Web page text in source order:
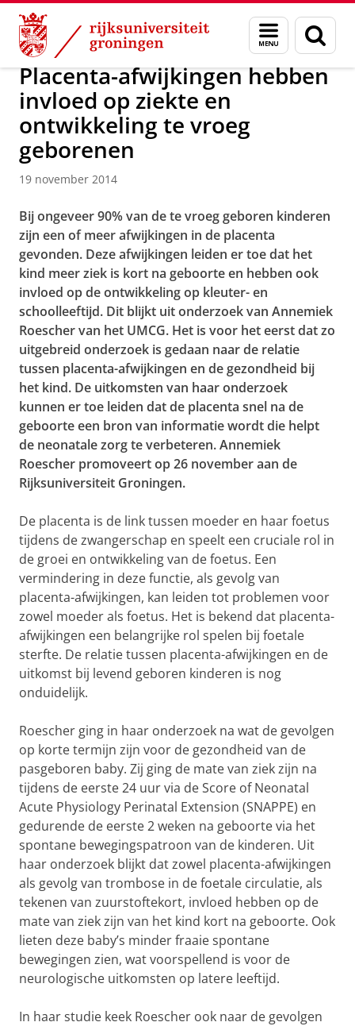
Skip
Content
Skip
Navigation
Menu
en
zoeken
Over ons Actueel Nieuws Nieuwsberichten
Placenta-afwijkingen hebben
invloed op ziekte en
ontwikkeling te vroeg
geborenen
19 november 2014
Bij ongeveer 90% van de te vroeg geboren kinderen
zijn een of meer afwijkingen in de placenta
gevonden. Deze afwijkingen leiden er toe dat het
kind meer ziek is kort na geboorte en hebben ook
invloed op de ontwikkeling op kleuter- en
schoolleeftijd. Dit blijkt uit onderzoek van Annemiek
Roescher van het UMCG. Het is voor het eerst dat zo
uitgebreid onderzoek is gedaan naar de relatie
tussen placenta-afwijkingen en de gezondheid bij
het kind. De uitkomsten van haar onderzoek
kunnen er toe leiden dat de placenta snel na de
geboorte een bron van informatie wordt die helpt
de neonatale zorg te verbeteren. Annemiek
Roescher promoveert op 26 november aan de
Rijksuniversiteit Groningen.
De placenta is de link tussen moeder en haar foetus
tijdens de zwangerschap en speelt een cruciale rol in
de groei en ontwikkeling van de foetus. Een
vermindering in deze functie, als gevolg van
placenta-afwijkingen, kan leiden tot problemen voor
zowel moeder als foetus. Het is bekend dat placenta-
afwijkingen een belangrijke rol spelen bij foetale
sterfte. De relatie tussen placenta-afwijkingen en de
uitkomst bij levend geboren kinderen is nog
onduidelijk.
Roescher ging in haar onderzoek na wat de gevolgen
op korte termijn zijn voor de gezondheid van de
pasgeboren baby. Zij ging de mate van ziek zijn na
tijdens de eerste 24 uur via de Score of Neonatal
Acute Physiology Perinatal Extension (SNAPPE) en
gedurende de eerste 2 weken na geboorte via het
spontane bewegingspatroon van de kinderen. Uit
haar onderzoek blijkt dat zowel placenta-afwijkingen
als gevolg van trombose in de foetale circulatie, als
tekenen van zuurstoftekort, invloed hebben op de
mate van ziek zijn van het kind kort na geboorte. Ook
lieten deze baby’s minder fraaie spontane
bewegingen zien, wat voorspellend is voor de
neurologische uitkomsten op latere leeftijd.
In haar studie keek Roescher ook naar de gevolgen